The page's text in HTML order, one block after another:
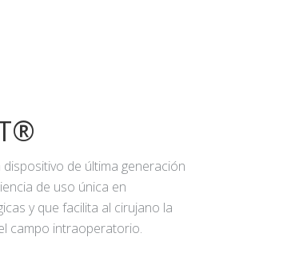
de última generación
de uso única en
y que facilita al cirujano la
campo intraoperatorio.